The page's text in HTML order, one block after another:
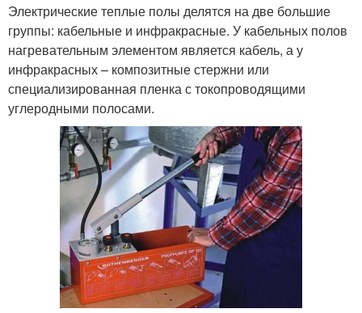
Электрические теплые полы делятся на две большие
группы: кабельные и инфракрасные. У кабельных полов
нагревательным элементом является кабель, а у
инфракрасных – композитные стержни или
специализированная пленка с токопроводящими
углеродными полосами.